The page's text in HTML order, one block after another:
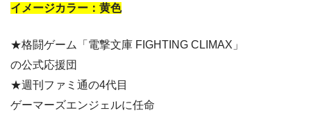
イメージカラー：黄色
★格闘ゲーム「電撃文庫 FIGHTING CLIMAX」
の公式応援団
★週刊ファミ通の4代目
ゲーマーズエンジェルに任命